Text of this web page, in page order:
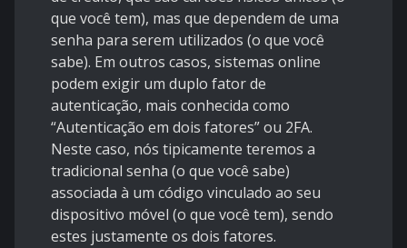
que você tem), mas que dependem de uma
senha para serem utilizados (o que você
sabe). Em outros casos, sistemas online
podem exigir um duplo fator de
autenticação, mais conhecida como
“Autenticação em dois fatores” ou 2FA.
Neste caso, nós tipicamente teremos a
tradicional senha (o que você sabe)
associada à um código vinculado ao seu
dispositivo móvel (o que você tem), sendo
estes justamente os dois fatores.